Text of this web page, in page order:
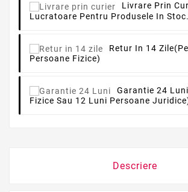
Livrare Prin
Lucratoare Pentru Produsele In Stoc.
Retur In 14 Zile
Persoane Fizice)
Garantie 24 Luni
Fizice Sau 12 Luni Persoane
Descriere